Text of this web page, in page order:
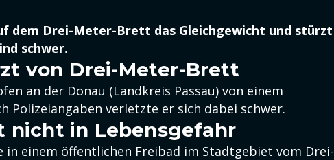
dem Drei-Meter-Brett das Gleichgewicht und stürzt
schwer.
von Drei-Meter-Brett
an der Donau (Landkreis Passau) von einem
Polizeiangaben verletzte er sich dabei schwer.
nicht in Lebensgefahr
in einem öffentlichen Freibad im Stadtgebiet vom Drei-